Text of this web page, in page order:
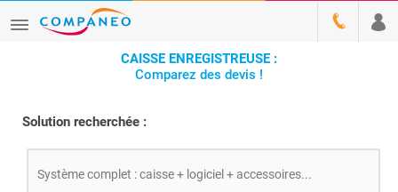
CAISSE ENREGISTREUSE :
Comparez des devis !
Solution recherchée :
Système complet : caisse + logiciel + accessoires...